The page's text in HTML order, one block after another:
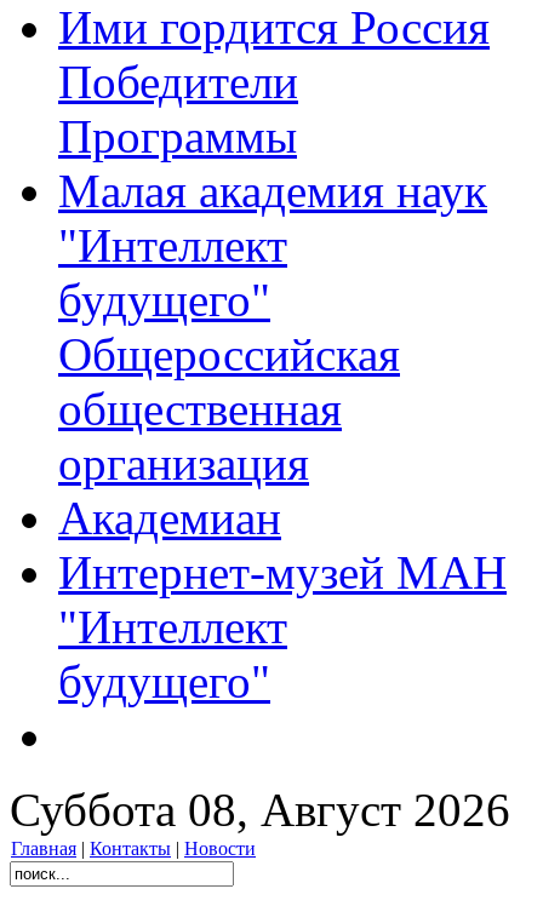
Ими гордится Россия
Победители
Программы
Малая академия наук
"Интеллект
будущего"
Общероссийская
общественная
организация
Академиан
Интернет-музей МАН
"Интеллект
будущего"
Суббота 08, Август 2026
Главная | Контакты | Новости